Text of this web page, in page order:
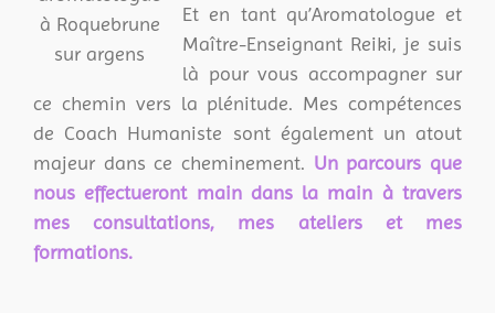
Et en tant qu’Aromatologue et
Maître-Enseignant Reiki, je suis
là pour vous accompagner sur
ce chemin vers la plénitude. Mes compétences
de Coach Humaniste sont également un atout
majeur dans ce cheminement. Un parcours que
nous effectueront main dans la main à travers
mes consultations, mes ateliers et mes
formations.